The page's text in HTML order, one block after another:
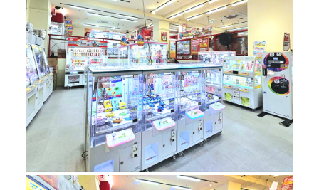
8/7～
モンチッチ Design produced by Sanrio手
つなぎBIGぬいぐるみ
8/7～
リラックマ BASIC RILAKKUMA ゴムひも
付きマスコット
8/7～
リラックマ ヘアバンド
8/7～
ロッツォ 超超BIGぬいぐるみ
映画ちいかわ 人魚の島のひみつ ゆらゆら
ソーラー
8/8～
【当社限定】TOFT
GM036（Green×Brown、Green×Black）